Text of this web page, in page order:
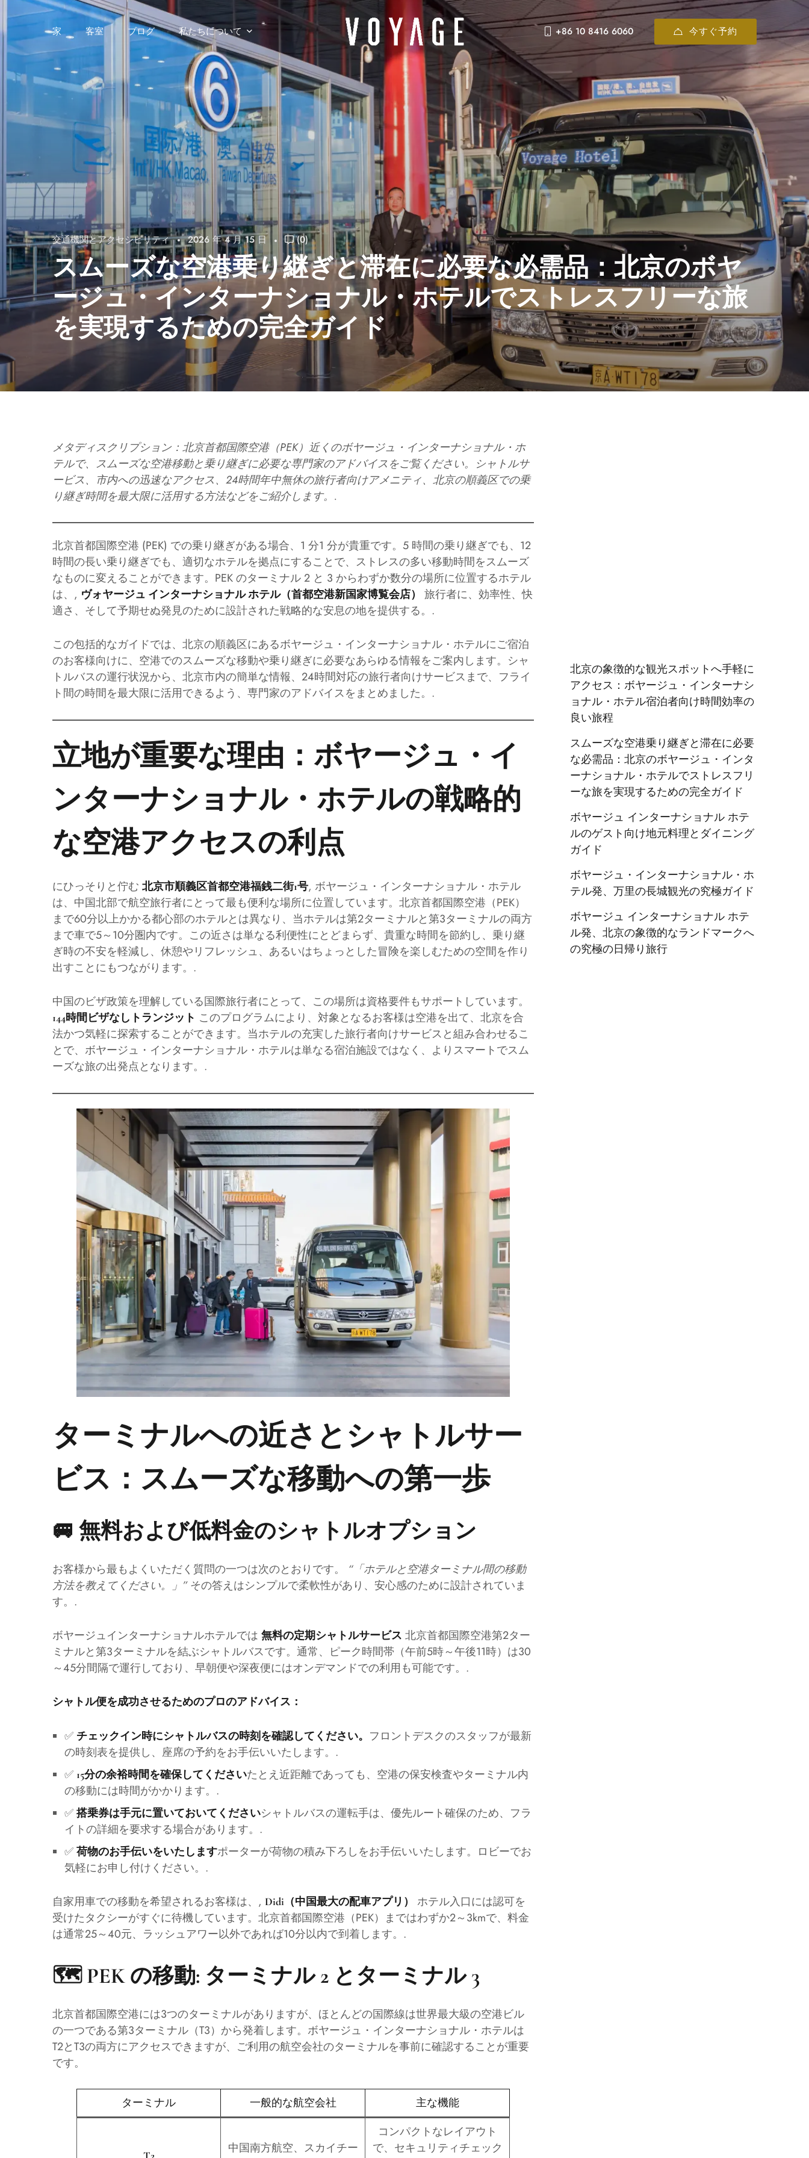
家 客室 ブログ 私たちについて +86 10 8416 6060 今すぐ予約
交通機関とアクセシビリティ 2026 年 4 月 15 日 (0)
スムーズな空港乗り継ぎと滞在に必要な必需品：北京のボヤ
ージュ・インターナショナル・ホテルでストレスフリーな旅
を実現するための完全ガイド
メタディスクリプション：北京首都国際空港（PEK）近くのボヤージュ・インターナショナル・ホ
テルで、スムーズな空港移動と乗り継ぎに必要な専門家のアドバイスをご覧ください。シャトルサ
ービス、市内への迅速なアクセス、24時間年中無休の旅行者向けアメニティ、北京の順義区での乗
り継ぎ時間を最大限に活用する方法などをご紹介します。.
北京首都国際空港 (PEK) での乗り継ぎがある場合、1 分1 分が貴重です。5 時間の乗り継ぎでも、12
時間の長い乗り継ぎでも、適切なホテルを拠点にすることで、ストレスの多い移動時間をスムーズ
なものに変えることができます。PEK のターミナル 2 と 3 からわずか数分の場所に位置するホテル
は、, ヴォヤージュ インターナショナル ホテル（首都空港新国家博覧会店）
旅行者に、効率性、快
適さ、そして予期せぬ発見のために設計された戦略的な安息の地を提供する。.
この包括的なガイドでは、北京の順義区にあるボヤージュ・インターナショナル・ホテルにご宿泊
のお客様向けに、空港でのスムーズな移動や乗り継ぎに必要なあらゆる情報をご案内します。シャ
トルバスの運行状況から、北京市内の簡単な情報、24時間対応の旅行者向けサービスまで、フライ
ト間の時間を最大限に活用できるよう、専門家のアドバイスをまとめました。.
立地が重要な理由：ボヤージュ・イ
ンターナショナル・ホテルの戦略的
な空港アクセスの利点
にひっそりと佇む 北京市順義区首都空港福銭二街1号, ボヤージュ・インターナショナル・ホテル
は、中国北部で航空旅行者にとって最も便利な場所に位置しています。北京首都国際空港（PEK）
まで60分以上かかる都心部のホテルとは異なり、当ホテルは第2ターミナルと第3ターミナルの両方
まで車で5～10分圏内です。この近さは単なる利便性にとどまらず、貴重な時間を節約し、乗り継
ぎ時の不安を軽減し、休憩やリフレッシュ、あるいはちょっとした冒険を楽しむための空間を作り
出すことにもつながります。.
中国のビザ政策を理解している国際旅行者にとって、この場所は資格要件もサポートしています。
144時間ビザなしトランジット このプログラムにより、対象となるお客様は空港を出て、北京を合
法かつ気軽に探索することができます。当ホテルの充実した旅行者向けサービスと組み合わせるこ
とで、ボヤージュ・インターナショナル・ホテルは単なる宿泊施設ではなく、よりスマートでスム
ーズな旅の出発点となります。.
ターミナルへの近さとシャトルサー
ビス：スムーズな移動への第一歩
🚐 無料および低料金のシャトルオプション
お客様から最もよくいただく質問の一つは次のとおりです。 “「ホテルと空港ターミナル間の移動
方法を教えてください。」”その答えはシンプルで柔軟性があり、安心感のために設計されていま
す。.
ボヤージュインターナショナルホテルでは 無料の定期シャトルサービス 北京首都国際空港第2ター
ミナルと第3ターミナルを結ぶシャトルバスです。通常、ピーク時間帯（午前5時～午後11時）は30
～45分間隔で運行しており、早朝便や深夜便にはオンデマンドでの利用も可能です。.
シャトル便を成功させるためのプロのアドバイス：
✅ チェックイン時にシャトルバスの時刻を確認してください。 フロントデスクのスタッフが最新
の時刻表を提供し、座席の予約をお手伝いいたします。.
✅ 15分の余裕時間を確保してくださいたとえ近距離であっても、空港の保安検査やターミナル内
の移動には時間がかかります。.
✅ 搭乗券は手元に置いておいてくださいシャトルバスの運転手は、優先ルート確保のため、フラ
イトの詳細を要求する場合があります。.
✅ 荷物のお手伝いをいたしますポーターが荷物の積み下ろしをお手伝いいたします。ロビーでお
気軽にお申し付けください。.
自家用車での移動を希望されるお客様は、, Didi（中国最大の配車アプリ）
ホテル入口には認可を
受けたタクシーがすぐに待機しています。北京首都国際空港（PEK）まではわずか2～3kmで、料金
は通常25～40元、ラッシュアワー以外であれば10分以内で到着します。.
🗺️ PEK の移動: ターミナル 2 とターミナル 3
北京首都国際空港には3つのターミナルがありますが、ほとんどの国際線は世界最大級の空港ビル
の一つである第3ターミナル（T3）から発着します。ボヤージュ・インターナショナル・ホテルは
T2とT3の両方にアクセスできますが、ご利用の航空会社のターミナルを事前に確認することが重要
です。
ターミナル 一般的な航空会社 主な機能
中国南方航空、スカイチー
コンパクトなレイアウト
で、セキュリティチェック
北京の象徴的な観光スポットへ手軽に
アクセス：ボヤージュ・インターナシ
ョナル・ホテル宿泊者向け時間効率の
良い旅程
スムーズな空港乗り継ぎと滞在に必要
な必需品：北京のボヤージュ・インタ
ーナショナル・ホテルでストレスフリ
ーな旅を実現するための完全ガイド
ボヤージュ インターナショナル ホテ
ルのゲスト向け地元料理とダイニング
ガイド
ボヤージュ・インターナショナル・ホ
テル発、万里の長城観光の究極ガイド
ボヤージュ インターナショナル ホテ
ル発、北京の象徴的なランドマークへ
の究極の日帰り旅行